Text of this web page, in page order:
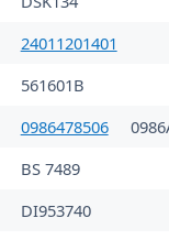
24011201401
561601B
0986478506
BS 7489
DI953740